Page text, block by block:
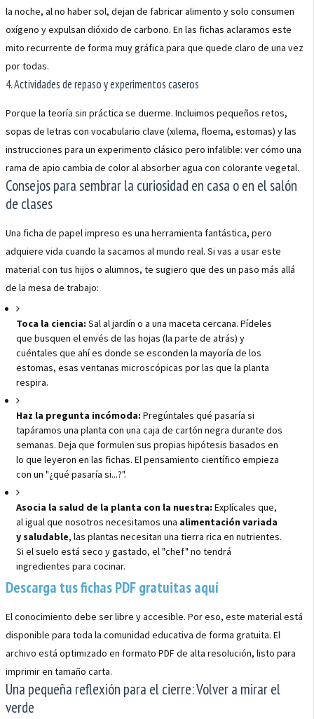
la noche, al no haber sol, dejan de fabricar alimento y solo consumen
oxígeno y expulsan dióxido de carbono. En las fichas aclaramos este
mito recurrente de forma muy gráfica para que quede claro de una vez
por todas.
4. Actividades de repaso y experimentos caseros
Porque la teoría sin práctica se duerme. Incluimos pequeños retos,
sopas de letras con vocabulario clave (xilema, floema, estomas) y las
instrucciones para un experimento clásico pero infalible: ver cómo una
rama de apio cambia de color al absorber agua con colorante vegetal.
Consejos para sembrar la curiosidad en casa o en el salón
de clases
Una ficha de papel impreso es una herramienta fantástica, pero
adquiere vida cuando la sacamos al mundo real. Si vas a usar este
material con tus hijos o alumnos, te sugiero que des un paso más allá
de la mesa de trabajo:
Toca la ciencia: Sal al jardín o a una maceta cercana. Pídeles
que busquen el envés de las hojas (la parte de atrás) y
cuéntales que ahí es donde se esconden la mayoría de los
estomas, esas ventanas microscópicas por las que la planta
respira.
Haz la pregunta incómoda: Pregúntales qué pasaría si
tapáramos una planta con una caja de cartón negra durante dos
semanas. Deja que formulen sus propias hipótesis basados en
lo que leyeron en las fichas. El pensamiento científico empieza
con un "¿qué pasaría si...?".
Asocia la salud de la planta con la nuestra: Explícales que,
al igual que nosotros necesitamos una alimentación variada
y saludable, las plantas necesitan una tierra rica en nutrientes.
Si el suelo está seco y gastado, el "chef" no tendrá
ingredientes para cocinar.
Descarga tus fichas PDF gratuitas aquí
El conocimiento debe ser libre y accesible. Por eso, este material está
disponible para toda la comunidad educativa de forma gratuita. El
archivo está optimizado en formato PDF de alta resolución, listo para
imprimir en tamaño carta.
Una pequeña reflexión para el cierre: Volver a mirar el
verde